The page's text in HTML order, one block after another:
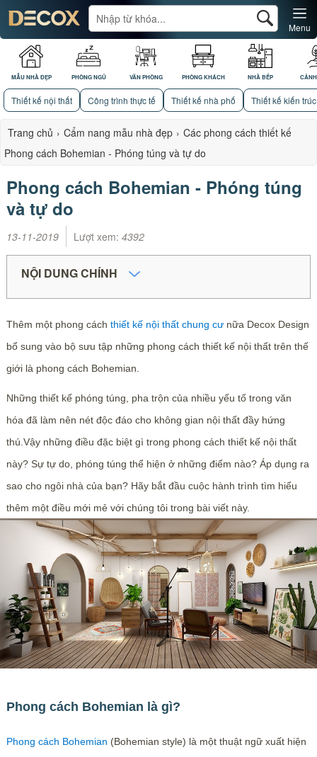
MẪU NHÀ ĐẸP PHÒNG NGỦ VĂN PHÒNG PHÒNG KHÁCH NHÀ BẾP
Menu
Thiết kế nội thất Công trình thực tế Thiết kế nhà phố Thiết kế kiến trúc
Trang chủ › Cẩm nang mẫu nhà đẹp › Các phong cách thiết kế
Phong cách Bohemian - Phóng túng và tự do
Phong cách Bohemian - Phóng túng
và tự do
13-11-2019 Lượt xem: 4392
NỘI DUNG CHÍNH
Thêm một phong cách thiết kế nội thất chung cưnữa Decox Design
bổ sung vào bộ sưu tập những phong cách thiết kế nội thất trên thế
giới là phong cách Bohemian.
Những thiết kế phóng túng, pha trộn của nhiều yếu tố trong văn
hóa đã làm nên nét độc đáo cho không gian nội thất đầy hứng
thú.Vậy những điều đặc biệt gì trong phong cách thiết kế nội thất
này? Sự tự do, phóng túng thể hiện ở những điểm nào? Áp dụng ra
sao cho ngôi nhà của bạn? Hãy bắt đầu cuộc hành trình tìm hiểu
thêm một điều mới mẻ với chúng tôi trong bài viết này.
Phong cách Bohemian là gì?
Phong cách Bohemian (Bohemian style) là một thuật ngữ xuất hiện